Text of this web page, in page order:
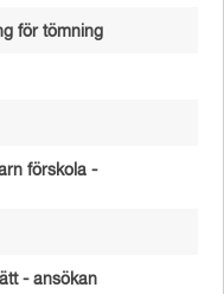
för tömning
förskola -
- ansökan